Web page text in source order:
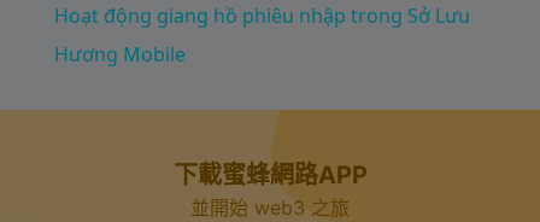
V
Hoạt động giang hồ phiêu nhập trong Sở Lưu
Hương Mobile
下載蜜蜂網路APP
並開始 web3 之旅